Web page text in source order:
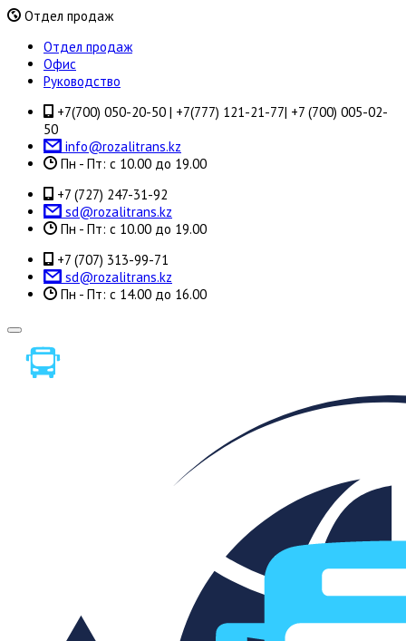
Отдел продаж
Отдел продаж
Офис
Руководство
+7(700) 050-20-50 | +7(777) 121-21-77| +7 (700) 005-02-
50
info@rozalitrans.kz
Пн - Пт: с 10.00 до 19.00
+7 (727) 247-31-92
sd@rozalitrans.kz
Пн - Пт: с 10.00 до 19.00
+7 (707) 313-99-71
sd@rozalitrans.kz
Пн - Пт: с 14.00 до 16.00